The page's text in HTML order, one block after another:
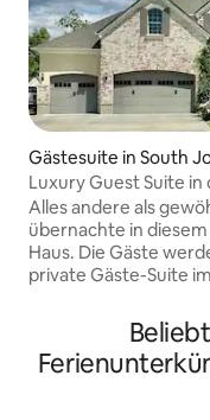
Gästesuite in South
Luxury Guest Suite in
EXPO CENTERS/der
Alles andere als
übernachte in
Haus. Die Gäste
private Gäste-Suite
Kingsize-Bett, 1
Badezimmer, einer
Küche, Familien-